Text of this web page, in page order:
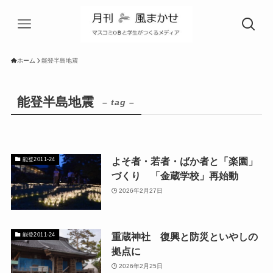
ホーム 能登半島地震
能登半島地震 – tag –
能登2011-24
よそ者・若者・ばか者と「楽園」
づくり 「金蔵学校」再始動
2026年2月27日
能登2011-24
重蔵神社 復興と防災といやしの
拠点に
2026年2月25日